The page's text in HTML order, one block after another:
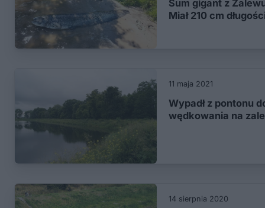
Sum gigant z
Miał 210 cm
11 maja 2021
Wypadł z pontonu
wędkowania na
14 sierpnia 2020